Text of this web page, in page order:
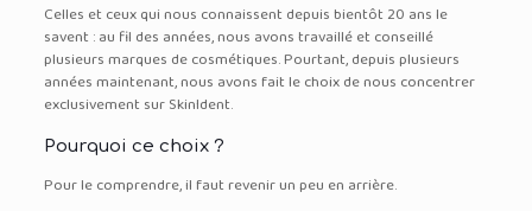
Celles et ceux qui nous connaissent depuis bientôt 20 ans le
savent : au fil des années, nous avons travaillé et conseillé
plusieurs marques de cosmétiques. Pourtant, depuis plusieurs
années maintenant, nous avons fait le choix de nous concentrer
exclusivement sur SkinIdent.
Pourquoi ce choix ?
Pour le comprendre, il faut revenir un peu en arrière.